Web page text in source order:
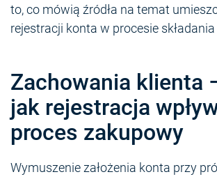
to, co mówią źródła na temat
rejestracji konta w procesie
Zachowania klienta
jak rejestracja
proces zakupowy
Wymuszenie założenia konta przy